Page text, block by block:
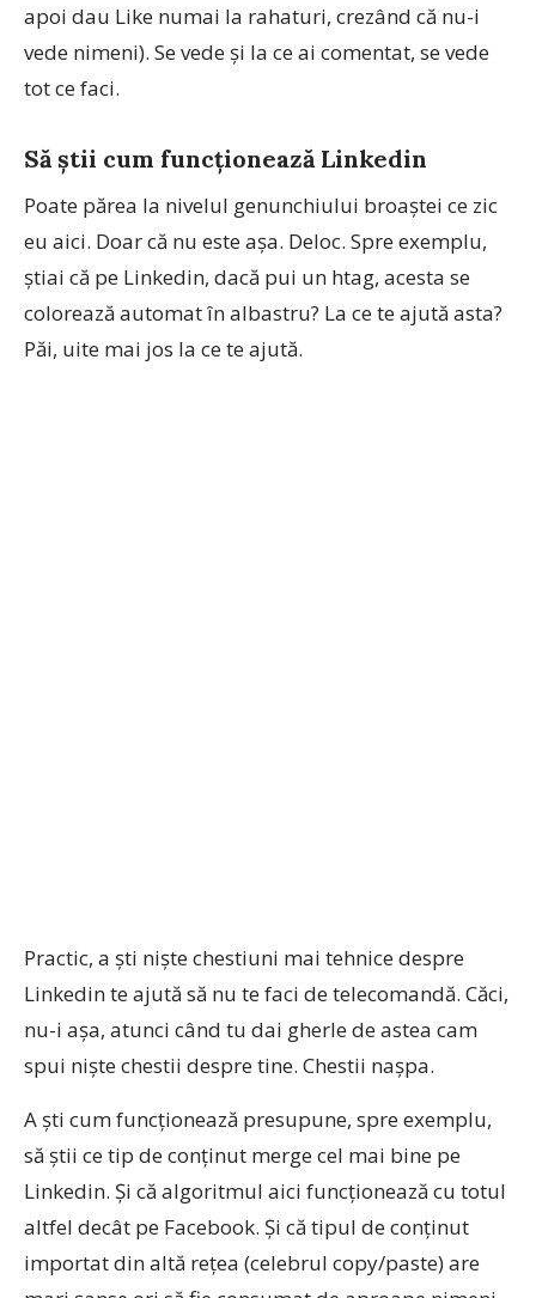
apoi dau Like numai la rahaturi, crezând că nu-i
vede nimeni). Se vede și la ce ai comentat, se vede
tot ce faci.
Să știi cum funcționează Linkedin
Poate părea la nivelul genunchiului broaștei ce zic
eu aici. Doar că nu este așa. Deloc. Spre exemplu,
știai că pe Linkedin, dacă pui un htag, acesta se
colorează automat în albastru? La ce te ajută asta?
Păi, uite mai jos la ce te ajută.
Practic, a ști niște chestiuni mai tehnice despre
Linkedin te ajută să nu te faci de telecomandă. Căci,
nu-i așa, atunci când tu dai gherle de astea cam
spui niște chestii despre tine. Chestii nașpa.
A ști cum funcționează presupune, spre exemplu,
să știi ce tip de conținut merge cel mai bine pe
Linkedin. Și că algoritmul aici funcționează cu totul
altfel decât pe Facebook. Și că tipul de conținut
importat din altă rețea (celebrul copy/paste) are